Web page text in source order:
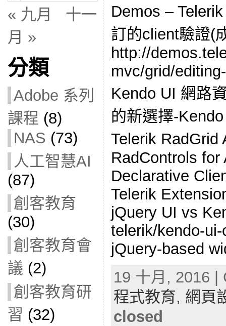
« 九月
十一
月 »
分類
Adobe 系列
課程 (8)
NAS (73)
人工智慧AI
(87)
創客教育
(30)
創客教育會
議 (2)
創客教育研
習 (32)
Demos –
訂的client驗證(
http://
mvc/grid/
Kendo UI 網路
的新選擇-
Telerik RadGrid
RadControls for
Declarative
Telerik
jQuery UI vs
telerik/kendo-
jQuery-based
19 十月, 2016
程式教育, 網頁
closed